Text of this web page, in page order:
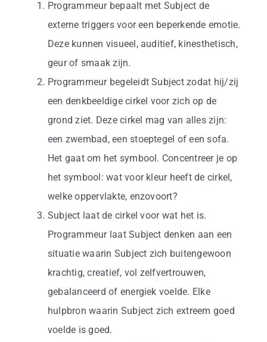
Programmeur bepaalt met Subject de
externe triggers voor een beperkende emotie.
Deze kunnen visueel, auditief, kinesthetisch,
geur of smaak zijn.
Programmeur begeleidt Subject zodat hij/zij
een denkbeeldige cirkel voor zich op de
grond ziet. Deze cirkel mag van alles zijn:
een zwembad, een stoeptegel of een sofa.
Het gaat om het symbool. Concentreer je op
het symbool: wat voor kleur heeft de cirkel,
welke oppervlakte, enzovoort?
Subject laat de cirkel voor wat het is.
Programmeur laat Subject denken aan een
situatie waarin Subject zich buitengewoon
krachtig, creatief, vol zelfvertrouwen,
gebalanceerd of energiek voelde. Elke
hulpbron waarin Subject zich extreem goed
voelde is goed.